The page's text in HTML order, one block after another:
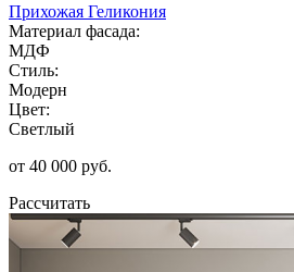
Прихожая Геликония
Материал фасада:
МДФ
Стиль:
Модерн
Цвет:
Светлый
от 40 000 руб.
Рассчитать